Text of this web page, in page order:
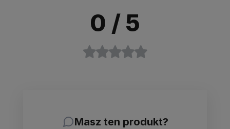
0 / 5
Masz ten produkt?